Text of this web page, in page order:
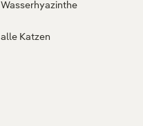
Wasserhyazinthe
alle Katzen